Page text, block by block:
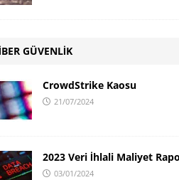
GÜVENLİK
CrowdStrike Kaosu
21/07/2024
2023 Veri İhlali Maliyet
03/01/2024